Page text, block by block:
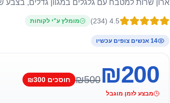
ארון שרות למטבח עם גלגלים במגוון גדלים, בצבע
4.5
(
234
) מומלץ ע"י לקוחות
14 אנשים צופים עכשיו
₪200
₪500 חוסכים ₪300
מבצע לזמן מוגבל